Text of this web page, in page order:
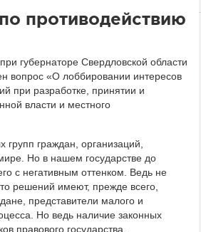
противодействию
губернаторе Свердловской области
вопрос «О лоббировании интересов
при разработке, принятии и
власти и местного
граждан, организаций,
Но в нашем государстве до
с негативным оттенком. Ведь не
решений имеют, прежде всего,
представители малого и
Но ведь наличие законных
правового государства,